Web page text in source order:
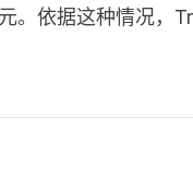
。依据这种情况，